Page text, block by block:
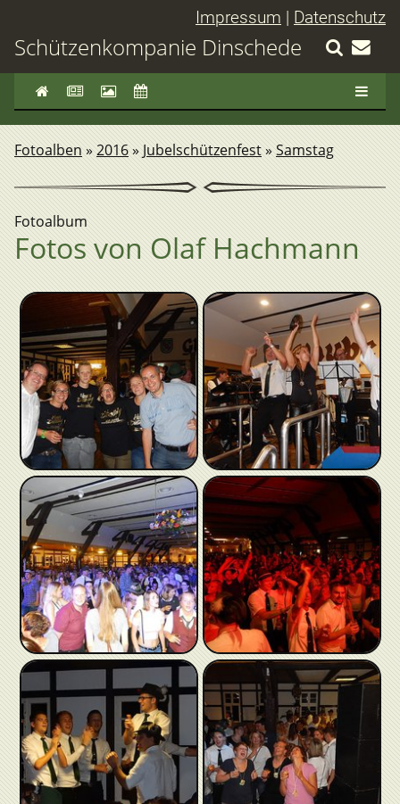
Impressum | Datenschutz
Schützenkompanie Dinschede
Fotoalben » 2016» Jubelschützenfest» Samstag
Fotoalbum
Fotos von Olaf Hachmann